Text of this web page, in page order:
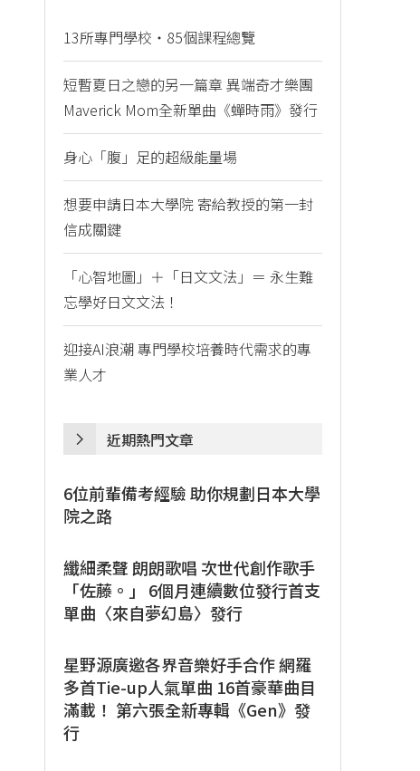
13所專門學校・85個課程總覽
短暫夏日之戀的另一篇章 異端奇才樂團
Maverick Mom全新單曲《蟬時雨》發行
身心「腹」足的超級能量場
想要申請日本大學院 寄給教授的第一封
信成關鍵
「心智地圖」＋「日文文法」＝ 永生難
忘學好日文文法！
迎接AI浪潮 專門學校培養時代需求的專
業人才
近期熱門文章
6位前輩備考經驗 助你規劃日本大學
院之路
纖細柔聲 朗朗歌唱 次世代創作歌手
「佐藤。」 6個月連續數位發行首支
單曲〈來自夢幻島〉發行
星野源廣邀各界音樂好手合作 網羅
多首Tie-up人氣單曲 16首豪華曲目
滿載！ 第六張全新專輯《Gen》發
行